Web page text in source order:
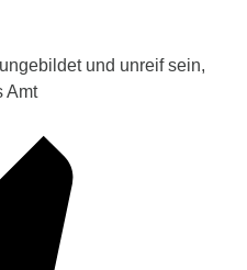
und unreif sein,
Amt